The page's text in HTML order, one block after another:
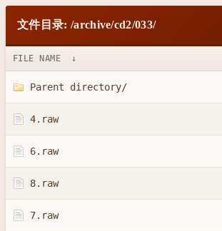
文件目录: /archive/cd2/033/
FILE NAME ↓
Parent directory/
4.raw
6.raw
8.raw
7.raw